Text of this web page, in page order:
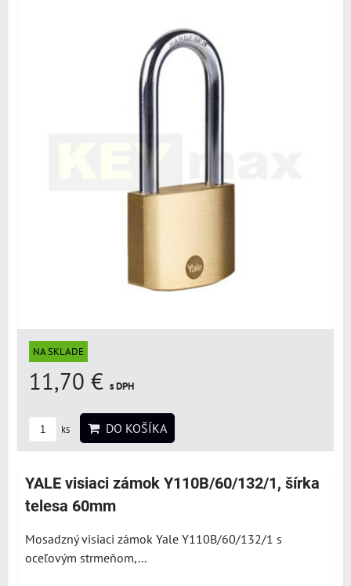
NA SKLADE
11,70 € s DPH
ks DO KOŠÍKA
YALE visiaci zámok Y110B/60/132/1, šírka
telesa 60mm
Mosadzný visiaci zámok Yale Y110B/60/132/1 s
oceľovým strmeňom,...